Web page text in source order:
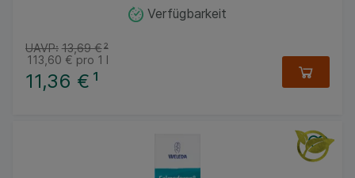
Verfügbarkeit
11,36 € ¹
UAVP: 13,69 €²
113,60 € pro 1 l